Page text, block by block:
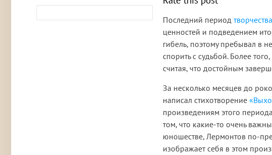
Последний период
ценностей и подведением
гибель, поэтому пребывал в
спорить с судьбой. Более
считая, что достойным
За несколько месяцев до
написал стихотворение
произведениям этого
том, что какие-то очень
юношестве, Лермонтов по-
изображает себя в этом